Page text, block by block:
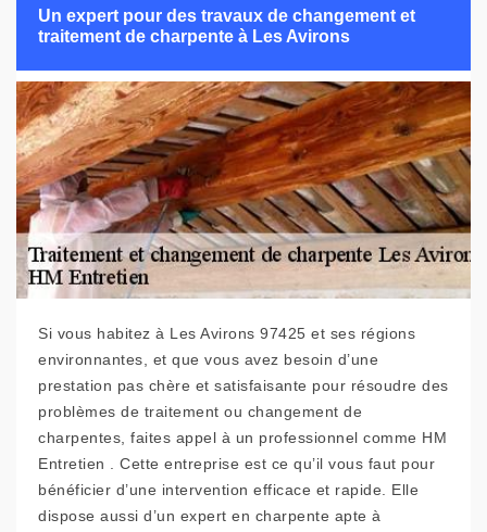
Un expert pour des travaux de changement et
traitement de charpente à Les Avirons
Si vous habitez à Les Avirons 97425 et ses régions
environnantes, et que vous avez besoin d’une
prestation pas chère et satisfaisante pour résoudre des
problèmes de traitement ou changement de
charpentes, faites appel à un professionnel comme HM
Entretien . Cette entreprise est ce qu’il vous faut pour
bénéficier d’une intervention efficace et rapide. Elle
dispose aussi d’un expert en charpente apte à